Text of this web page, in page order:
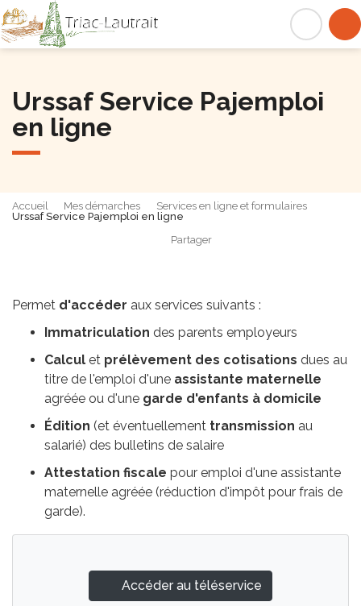
Urssaf Service Pajemploi
en ligne
Accueil Mes démarches
Services en ligne et formulaires
Urssaf Service Pajemploi en ligne
Partager
Permet d'accéder aux services suivants :
Immatriculation des parents employeurs
Calcul et prélèvement des cotisations dues au
titre de l'emploi d'une assistante maternelle
agréée ou d'une garde d'enfants à domicile
Édition (et éventuellement transmission au
salarié) des bulletins de salaire
Attestation fiscale pour emploi d'une assistante
maternelle agréée (réduction d'impôt pour frais de
garde).
Accéder au téléservice